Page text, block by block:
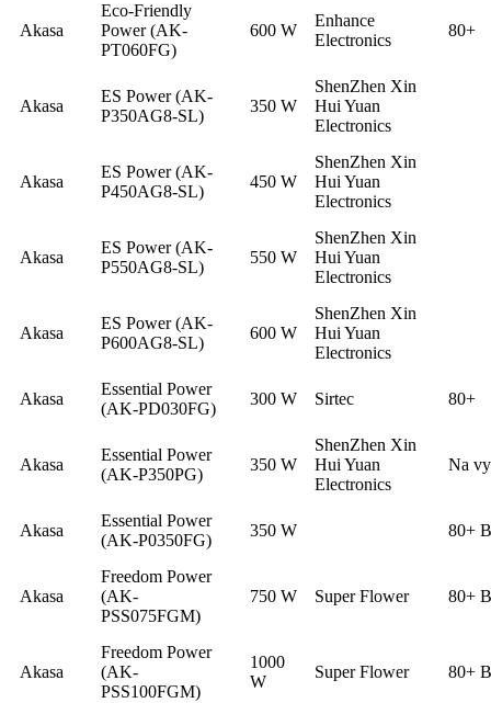
Akasa
Eco-Friendly
Power (AK-
PT060FG)
600 W
Enhance
Electronics
80+
Akasa
ES Power (AK-
P350AG8-SL)
350 W
ShenZhen Xin
Hui Yuan
Electronics
Akasa
ES Power (AK-
P450AG8-SL)
450 W
ShenZhen Xin
Hui Yuan
Electronics
Akasa
ES Power (AK-
P550AG8-SL)
550 W
ShenZhen Xin
Hui Yuan
Electronics
Akasa
ES Power (AK-
P600AG8-SL)
600 W
ShenZhen Xin
Hui Yuan
Electronics
Akasa
Essential Power
(AK-PD030FG)
300 W Sirtec 80+
Akasa
Essential Power
(AK-P350PG)
350 W
ShenZhen Xin
Hui Yuan
Electronics
Na
Akasa
Essential Power
(AK-P0350FG)
350 W 80+
Akasa
Freedom Power
(AK-
PSS075FGM)
750 W Super Flower 80+
Akasa
Freedom Power
(AK-
PSS100FGM)
1000
W
Super Flower 80+